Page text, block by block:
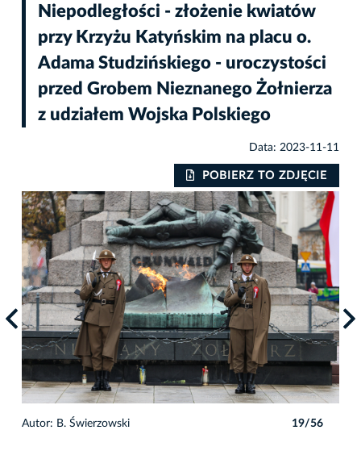
Niepodległości - złożenie kwiatów
przy Krzyżu Katyńskim na placu o.
Adama Studzińskiego - uroczystości
przed Grobem Nieznanego Żołnierza
z udziałem Wojska Polskiego
Data: 2023-11-11
POBIERZ TO ZDJĘCIE
Autor: B. Świerzowski 19/56